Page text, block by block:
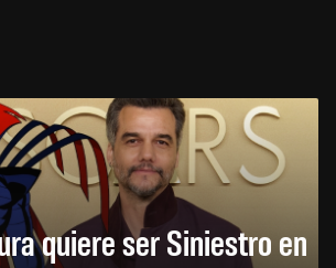
quiere ser Siniestro en